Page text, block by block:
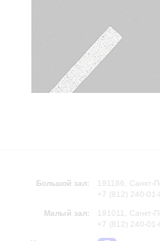
Большой зал:
191186, Санкт-
+7 (812) 240-
Малый зал:
191011, Санкт-
+7 (812) 240-